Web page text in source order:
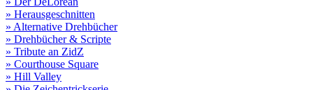
» Herausgeschnitten
» Alternative Drehbücher
» Drehbücher & Scripte
» Tribute an ZidZ
» Courthouse Square
» Hill Valley